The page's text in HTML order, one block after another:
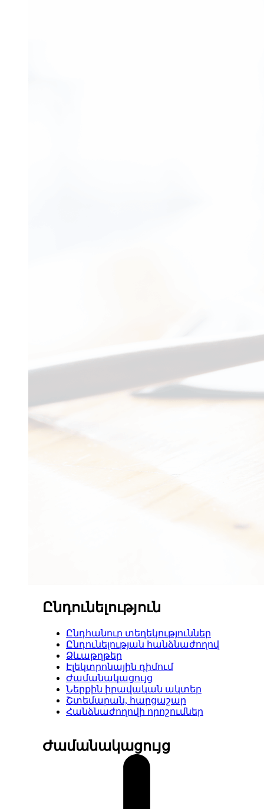
Ընդունելություն
Ընդհանուր տեղեկություններ
Ընդունելության հանձնաժողով
Ձևաթղթեր
Էլեկտրոնային դիմում
Ժամանակացույց
Ներքին իրավական ակտեր
Շտեմարան, հարցաշար
Հանձնաժողովի որոշումներ
Ժամանակացույց